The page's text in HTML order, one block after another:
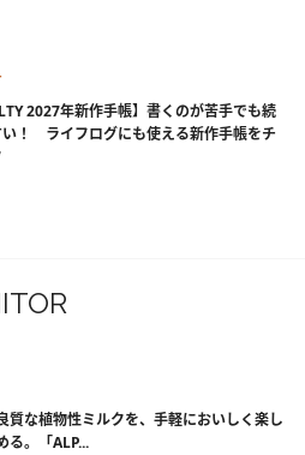
2027年新作手帳】書くのが苦手でも続
い！ ライフログにも使える新作手帳をチ
質な植物性ミルクを、手軽においしく楽し
る。「ALP...